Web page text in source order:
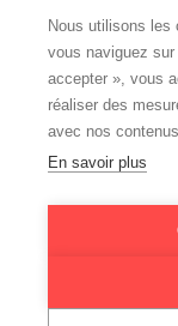
Politique de
confidentialité
Livraison et
Qui sommes-
FAQ
Nous utilisons les
vous naviguez
accepter », vous
réaliser des
avec nos
En savoir plus